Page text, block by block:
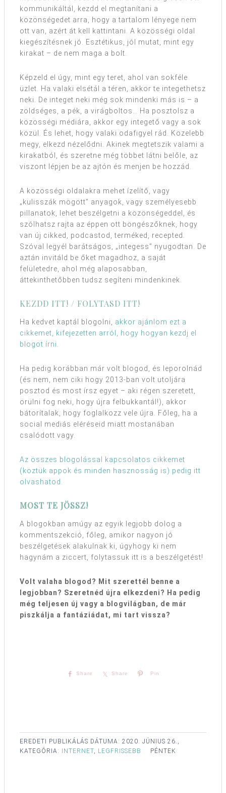
kommunikáltál, kezdd el megtanítani a
közönségedet arra, hogy a tartalom lényege nem
ott van, azért át kell kattintani. A közösségi oldal
kiegészítésnek jó. Esztétikus, jól mutat, mint egy
kirakat – de nem maga a bolt.
Képzeld el úgy, mint egy teret, ahol van sokféle
üzlet. Ha valaki elsétál a téren, akkor te integethetsz
neki. De integet neki még sok mindenki más is – a
zöldséges, a pék, a virágboltos… Ha posztolsz a
közösségi médiára, akkor egy integető vagy a sok
közül. És lehet, hogy valaki odafigyel rád. Közelebb
megy, elkezd nézelődni. Akinek megtetszik valami a
kirakatból, és szeretne még többet látni belőle, az
viszont lépjen be az ajtón és menjen be hozzád.
A közösségi oldalakra mehet ízelítő, vagy
„kulisszák mögött” anyagok, vagy személyesebb
pillanatok, lehet beszélgetni a közönségeddel, és
szólhatsz rajta az éppen ott böngészőknek, hogy
van új cikked, podcastod, terméked, recepted.
Szóval legyél barátságos, „integess” nyugodtan. De
aztán invitáld be őket magadhoz, a saját
felületedre, ahol még alaposabban,
áttekinthetőbben tudsz segíteni mindenkinek.
KEZDD ITT! / FOLYTASD ITT!
Ha kedvet kaptál blogolni, akkor ajánlom ezt a
cikkemet, kifejezetten arról, hogy hogyan kezdj el
blogot írni.
Ha pedig korábban már volt blogod, és leporolnád
(és nem, nem ciki hogy 2013-ban volt utoljára
posztod és most írsz egyet – aki régen szeretett,
örülni fog neki, hogy újra felbukkantál!), akkor
bátorítalak, hogy foglalkozz vele újra. Főleg, ha a
social mediás eléréseid miatt mostanában
csalódott vagy.
Az összes blogolással kapcsolatos cikkemet
(köztük appok és minden hasznosság is) pedig itt
olvashatod.
MOST TE JÖSSZ!
A blogokban amúgy az egyik legjobb dolog a
kommentszekció, főleg, amikor nagyon jó
beszélgetések alakulnak ki, úgyhogy ki nem
hagynám a ziccert, folytassuk itt is a beszélgetést!
Volt valaha blogod? Mit szerettél benne a
legjobban? Szeretnéd újra elkezdeni? Ha pedig
még teljesen új vagy a blogvilágban, de már
piszkálja a fantáziádat, mi tart vissza?
Share Share Pin
EREDETI PUBLIKÁLÁS DÁTUMA: 2020. JÚNIUS 26.,
PÉNTEK
KATEGÓRIA: INTERNET, LEGFRISSEBB